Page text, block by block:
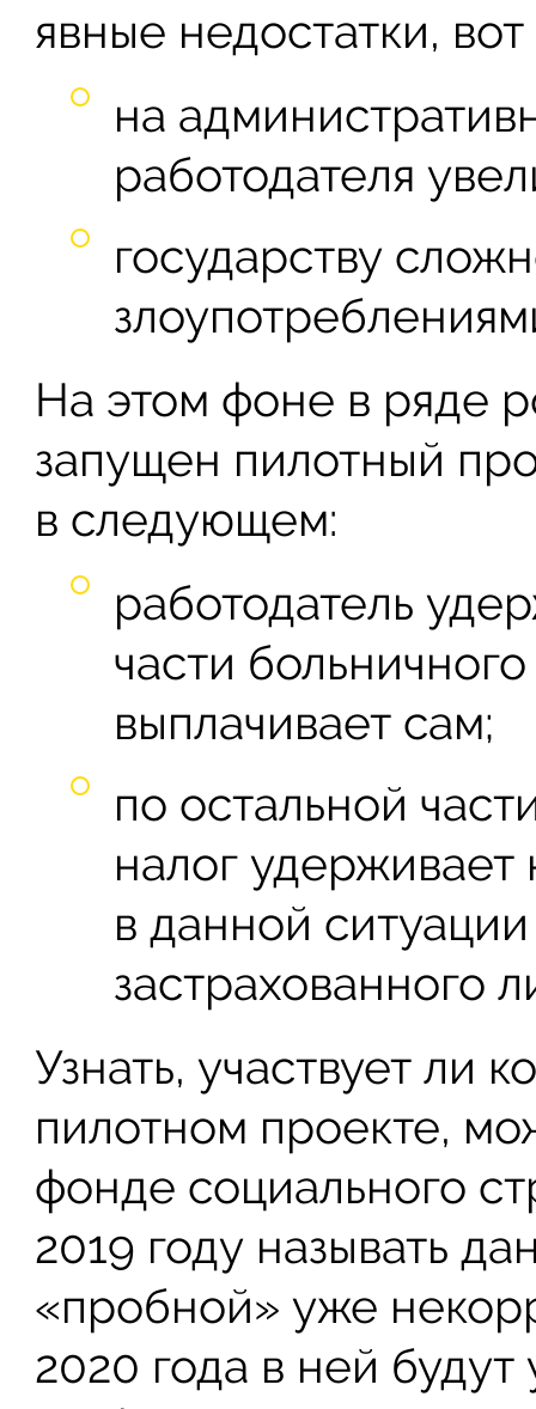
явные недостатки,
на
работодателя
государству
На этом фоне в ряде
запущен пилотный
в следующем:
работодатель
части
выплачивает сам;
по остальной
налог
в данной
застрахованного
Узнать, участвует ли
пилотном проекте,
фонде социального
2019 году называть
«пробной» уже
2020 года в ней будут